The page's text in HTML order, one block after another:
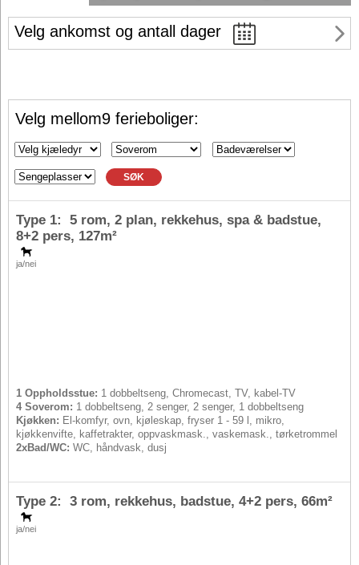
Velg ankomst og antall dager
Velg mellom9 ferieboliger:
SØK
ja/nei
Type 1: 5 rom, 2 plan, rekkehus, spa & badstue,
8+2 pers, 127m²
1 Oppholdsstue: 1 dobbeltseng, Chromecast, TV, kabel-TV
4 Soverom: 1 dobbeltseng, 2 senger, 2 senger, 1 dobbeltseng
Kjøkken: El-komfyr, ovn, kjøleskap, fryser 1 - 59 l, mikro,
kjøkkenvifte, kaffetrakter, oppvaskmask., vaskemask., tørketrommel
2xBad/WC: WC, håndvask, dusj
ja/nei
Type 2: 3 rom, rekkehus, badstue, 4+2 pers, 66m²